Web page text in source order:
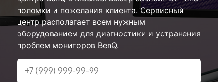
поломки и пожелания клиента. Сервисный
центр располагает всем нужным
оборудованием для диагностики и устранения
проблем мониторов BenQ.